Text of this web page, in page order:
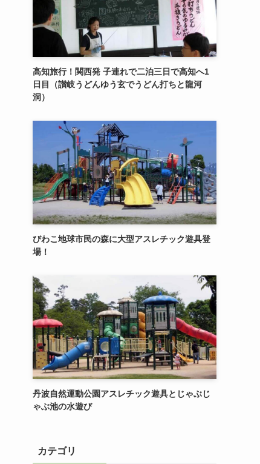
高知旅行！関西発 子連れで二泊三日で高知へ1
日目（讃岐うどんゆう玄でうどん打ちと龍河
洞）
びわこ地球市民の森に大型アスレチック遊具登
場！
丹波自然運動公園アスレチック遊具とじゃぶじ
ゃぶ池の水遊び
カテゴリ